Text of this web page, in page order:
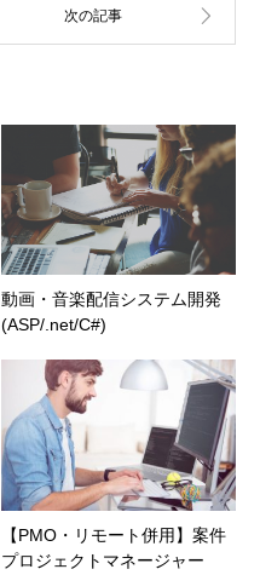
動画・音楽配信システム開発
(ASP/.net/C#)
【PMO・リモート併用】案件
プロジェクトマネージャー